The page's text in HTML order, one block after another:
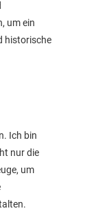
um ein
historische
Ich bin
nur die
um